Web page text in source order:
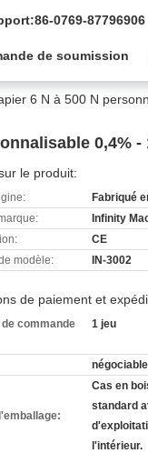
86-0769-87796906
de soumission
6 N à 500 N
0,4% -
le produit:
Fabriqué
Infinity
CE
modèle:
IN-3002
de paiement et
commande
1 jeu
négociable
Cas en
standard
l'intérieur.